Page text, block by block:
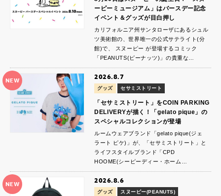
ーピーミュージアム」はバースデー記念
イベント＆グッズが目白押し
カリフォルニア州サンタローザにあるシュル
ツ美術館の、世界唯一の公式サテライト(分
館)で、 スヌーピー が登場するコミック
「PEANUTS(ピーナッツ)」の貴重な…
NEW 2026.8.7
グッズ セサミストリート
「セサミストリート」をCOIN PARKING
DELIVERYが描く！「gelato pique」の
スペシャルコレクションが登場
ルームウェアブランド「gelato pique(ジェ
ラート ピケ)」が、「セサミストリート」と
ライフスタイルブランド「CPD
HOOME(シーピーディー・ホーム…
NEW 2026.8.6
グッズ スヌーピー(PEANUTS)